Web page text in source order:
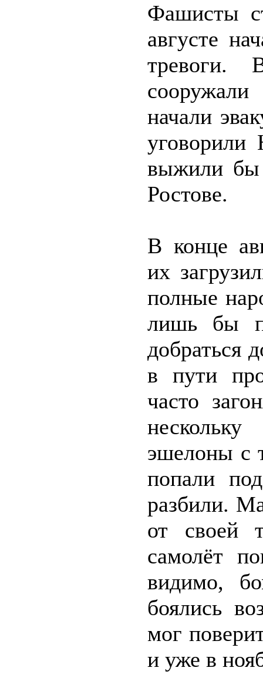
Фашисты
августе
тревоги.
начали
уговорили
выжили бы
Ростове.
В конце
их
полные
лишь бы
добраться
в пути
часто
эшелоны с
попали
разбили.
от своей
самолёт
видимо,
боялись
мог
и уже в